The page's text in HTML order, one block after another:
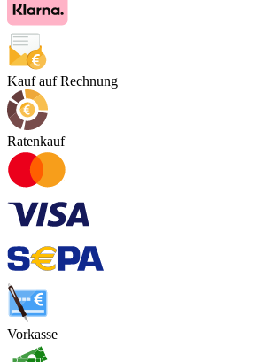
Kauf auf Rechnung
Ratenkauf
Vorkasse